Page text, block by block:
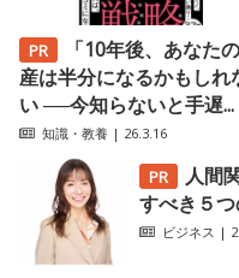
「10年後、あなた
産は半分になるかもしれ
い ──今知らないと手遅...
知識・教養 | 26.3.16
人間
すべき５
ビジネス |